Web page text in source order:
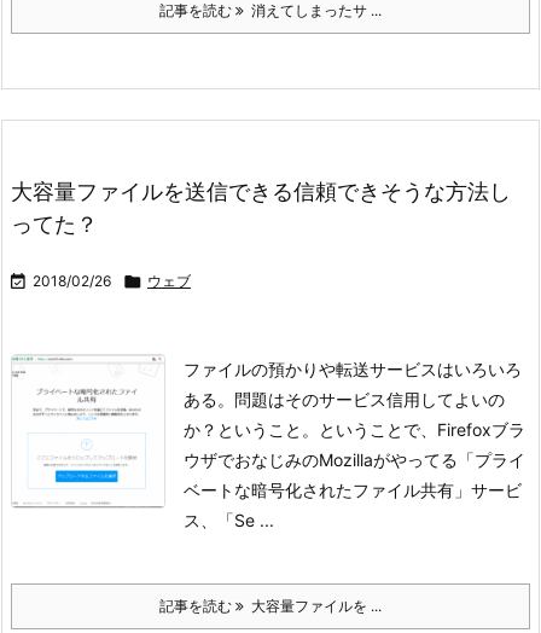
記事を読む 消えてしまったサ ...
大容量ファイルを送信できる信頼できそうな方法し
ってた？
 2018/02/26  ウェブ
ファイルの預かりや転送サービスはいろいろ
ある。問題はそのサービス信用してよいの
か？ということ。
ということで、Firefoxブラ
ウザでおなじみのMozillaがやってる「プライ
ベートな暗号化されたファイル共有」サービ
ス、「Se ...
記事を読む 大容量ファイルを ...